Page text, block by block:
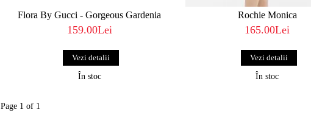
Flora By Gucci - Gorgeous Gardenia
159.00Lei
Vezi detalii
În stoc
Rochie Monica
165.00Lei
Vezi detalii
În stoc
Page 1 of 1